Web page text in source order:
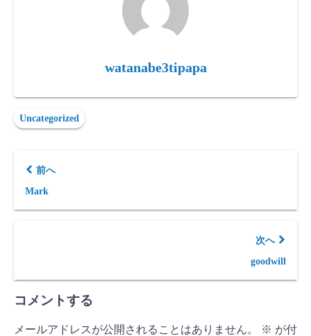
watanabe3tipapa
Uncategorized
前へ
Mark
次へ
goodwill
コメントする
メールアドレスが公開されることはありません。 ※ が付